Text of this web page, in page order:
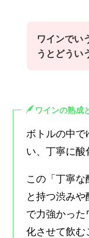
ワインでい
うとどうい
ワインの熟成
ボトルの中で
い、丁寧に酸
この「丁寧
と持つ渋み
で力強かった
化させて飲む